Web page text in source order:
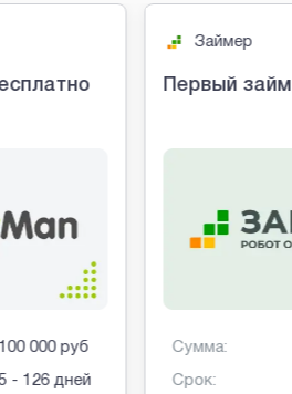
100 000 руб
- 126 дней
Займер
Первый
Сумма:
Срок: